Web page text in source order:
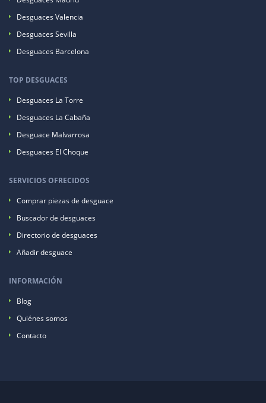
Desguaces Valencia
Desguaces Sevilla
Desguaces Barcelona
TOP DESGUACES
Desguaces La Torre
Desguaces La Cabaña
Desguace Malvarrosa
Desguaces El Choque
SERVICIOS OFRECIDOS
Comprar piezas de desguace
Buscador de desguaces
Directorio de desguaces
Añadir desguace
INFORMACIÓN
Blog
Quiénes somos
Contacto